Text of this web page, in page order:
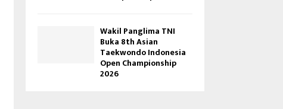
Wakil Panglima TNI
Buka 8th Asian
Taekwondo Indonesia
Open Championship
2026